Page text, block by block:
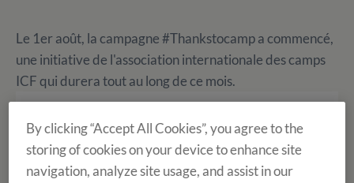
Le 1er août, la campagne #Thankstocamp a commencé,
une initiative de l'association internationale des camps
ICF qui durera tout au long de ce mois.
By clicking “Accept All Cookies”, you agree to the
storing of cookies on your device to enhance site
navigation, analyze site usage, and assist in our